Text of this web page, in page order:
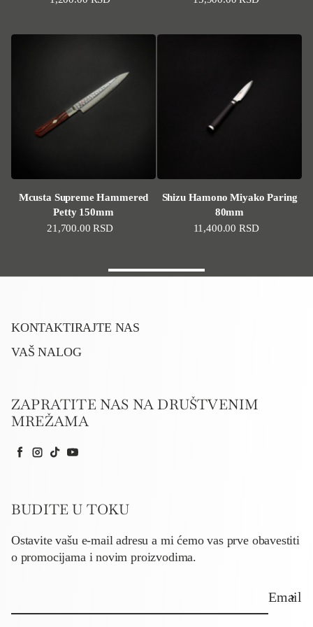
Mcusta Supreme Hammered
Petty 150mm
Standardna cena
21,700.00 RSD
Shizu Hamono Miyako Paring
80mm
Standardna cena
11,400.00 RSD
KONTAKTIRAJTE NAS
VAŠ NALOG
ZAPRATITE NAS NA DRUŠTVENIM
MREŽAMA
Facebook
Instagram
TikTokYouTube
BUDITE U TOKU
Ostavite vašu e-mail adresu a mi ćemo vas prve obavestiti
o promocijama i novim proizvodima.
Email